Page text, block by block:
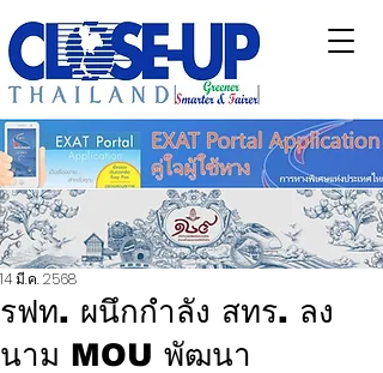
รฟท. ผนึกกำลัง สทร. ลง
นาม MOU พัฒนา
14 มี.ค. 2568